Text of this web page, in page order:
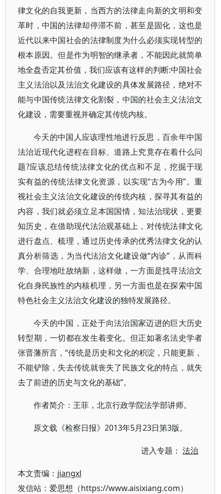
律文化的自我更新，当西方的法律走向新的文明和变
革时，中国的法律却停滞不前，甚至是固化，这也是
近代以来中国社会的法律制度为什么必须实现转型的
根本原因。但是作为明智的继承者，不能因此就简单
地全盘否定其价值，我们应该有这样的判断:中国社会
主义法治以及法治文化建设的具体发展路径，绝对不
能与中国传统法律文化割裂，中国的社会主义法治文
化建设，需要重视并确定其传统内核。
今天的中国人应该理性地进行反思，百余年中国
法治近现代化进程在目标、道路上究竟存在着什么问
题?应该总结传统法律文化的优点和不足，挖掘于现
实有益的传统法律文化资源，以实现“古为今用”。重
视社会主义法治文化建设的传统内核，探寻其有益的
内容，我们就必须立足本国国情，知法治现状，更要
知历史，在借助现代法治观基础上，对传统法律文化
进行盘点、梳理，通过历史传承的优秀法律文化的认
真分析筛选，为当代法治文化建设做“内诊”，从而科
学、合理地吐故纳新，这样做，一方面是找寻法治文
化自身民族性的内核机理，另一方面也是在探索中国
特色社会主义法治文化建设的独特发展路径。
今天的中国，正处于向法治国家迈进的巨大历史
转型期，一切都在发生着变化。但正如著名法史学者
张晋藩所言，“传统是历史和文化的积淀，只能更新，
不能铲除，失去传统就丧失了民族文化的特点，就失
去了前进的历史与文化的基础”。
作者简介：王菲，北京行政学院法学部讲师。
原文载《检察日报》2013年5月23日第3版。
进入专题：法治
本文责编： jiangxl
发信站：爱思想（https://www.aisixiang.com）